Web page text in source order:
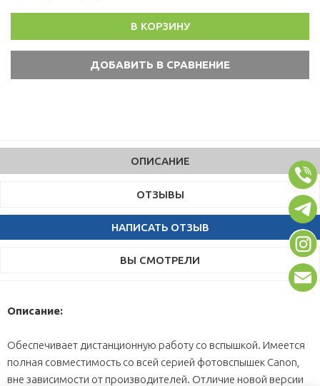
В КОРЗИНУ
ОПИСАНИЕ
ОТЗЫВЫ
НАПИСАТЬ ОТЗЫВ
ВЫ СМОТРЕЛИ
Описание:
Обеспечивает дистанционную работу со вспышкой. Имеется
полная совместимость со всей серией фотовспышек Canon,
вне зависимости от производителей. Отличие новой версии